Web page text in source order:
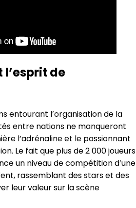
l’esprit de
entourant l’organisation de la
entre nations ne manqueront
l’adrénaline et le passionnant
Le fait que plus de 2 000 joueurs
un niveau de compétition d’une
rassemblant des stars et des
leur valeur sur la scène